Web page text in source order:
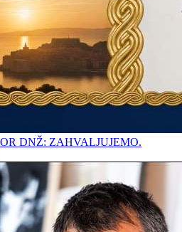
DNŽ: ZAHVALJUJEMO.